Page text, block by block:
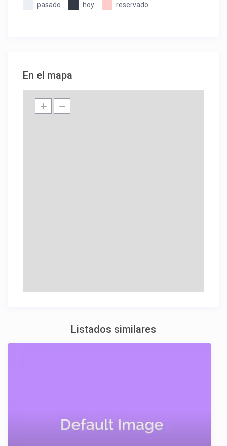
pasado hoy reservado
En el mapa
Listados similares